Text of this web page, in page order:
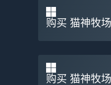
购买 猫神牧场
购买 猫神牧